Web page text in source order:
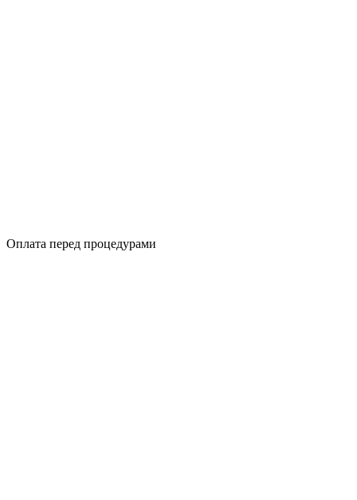
Оплата перед процедурами